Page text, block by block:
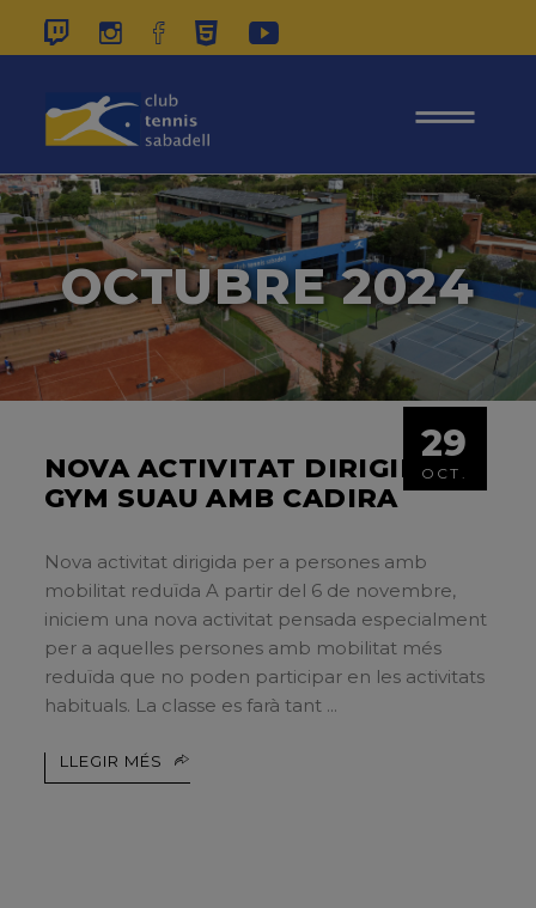
OCTUBRE 2024
29
OCT.
NOVA ACTIVITAT DIRIGIDA –
GYM SUAU AMB CADIRA
Nova activitat dirigida per a persones amb
mobilitat reduïda A partir del 6 de novembre,
iniciem una nova activitat pensada especialment
per a aquelles persones amb mobilitat més
reduïda que no poden participar en les activitats
habituals. La classe es farà tant
LLEGIR MÉS